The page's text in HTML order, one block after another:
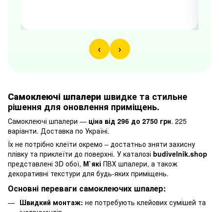
‹ ›
Самоклеючі шпалери швидке та стильне
рішення для оновлення приміщень.
Самоклеючі шпалери — ціна від 296 до 2750 грн. 225
варіанти. Доставка по Україні.
Їх не потрібно клеїти окремо – достатньо зняти захисну
плівку та приклеїти до поверхні. У каталозі budivelnik.shop
представлені 3D обої, М`які ПВХ шпалери, а також
декоративні текстури для будь-яких приміщень.
Основні переваги самоклеючих шпалер:
Швидкий монтаж: не потребують клейових сумішей та